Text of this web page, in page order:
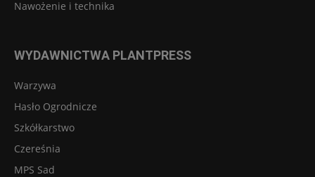
Nawożenie i technika
WYDAWNICTWA PLANTPRESS
Warzywa
Hasło Ogrodnicze
Szkółkarstwo
Czereśnia
MPS Sad